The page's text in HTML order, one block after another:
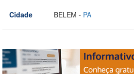
Cidade BELEM - PA